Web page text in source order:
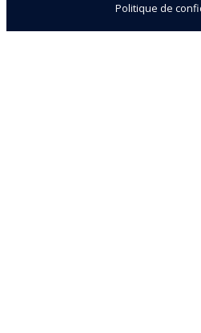
Politique de